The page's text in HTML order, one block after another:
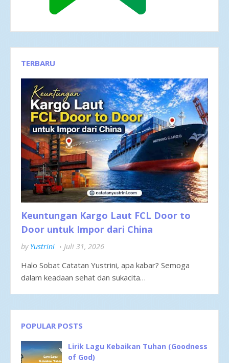
TERBARU
Keuntungan Kargo Laut FCL Door to
Door untuk Impor dari China
by Yustrini Juli 31, 2026
Halo Sobat Catatan Yustrini, apa kabar? Semoga
dalam keadaan sehat dan sukacita…
POPULAR POSTS
Lirik Lagu Kebaikan Tuhan (Goodness
of God)